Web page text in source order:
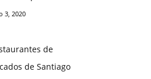
3, 2020
de
de Santiago